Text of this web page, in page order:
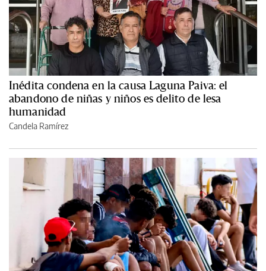
Inédita condena en la causa Laguna Paiva: el
abandono de niñas y niños es delito de lesa
humanidad
Candela Ramírez